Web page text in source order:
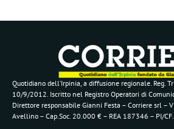
Quotidiano dell’Irpinia, a diffusione regionale. Reg.
10/9/2012. Iscritto nel Registro Operatori di
Direttore responsabile Gianni Festa – Corriere srl –
Avellino – Cap.Soc. 20.000 € – REA 187346 – PI/